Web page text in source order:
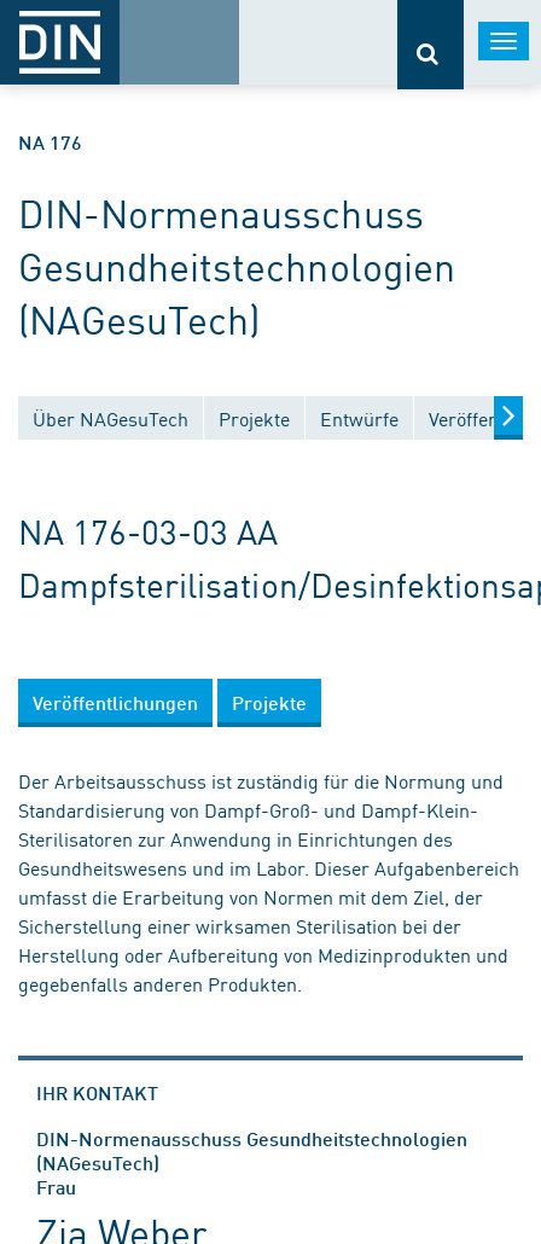
NA 176
DIN-Normenausschuss
Gesundheitstechnologien
(NAGesuTech)
Über NAGesuTech Projekte Entwürfe
NA 176-03-03 AA
Dampfsterilisation/
Veröffentlichungen Projekte
Der Arbeitsausschuss ist zuständig für die Normung und
Standardisierung von Dampf-Groß- und Dampf-Klein-
Sterilisatoren zur Anwendung in Einrichtungen des
Gesundheitswesens und im Labor. Dieser Aufgabenbereich
umfasst die Erarbeitung von Normen mit dem Ziel, der
Sicherstellung einer wirksamen Sterilisation bei der
Herstellung oder Aufbereitung von Medizinprodukten und
gegebenfalls anderen Produkten.
IHR KONTAKT
DIN-Normenausschuss Gesundheitstechnologien
(NAGesuTech)
Frau
Zia Weber